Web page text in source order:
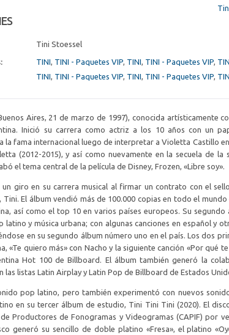
Tini Stoessel
TINI, TINI - Paquetes VIP, TINI, TINI - Paquetes VIP,
TINI, TINI - Paquetes VIP, TINI, TINI - Paquetes VIP,
Aires, 21 de marzo de 1997), conocida artísticamente
Inició su carrera como actriz a los 10 años con un
la fama internacional luego de interpretar a Violetta Castillo
(2012-2015), y así como nuevamente en la secuela de
el tema central de la película de Disney, Frozen, «Libre soy».
un giro en su carrera musical al firmar un contrato con el
El álbum vendió más de 100.000 copias en todo el
así como el top 10 en varios países europeos. Su
latino y música urbana; con algunas canciones en español y
en su segundo álbum número uno en el país. Los dos
«Te quiero más» con Nacho y la siguiente canción «Por qué
Hot 100 de Billboard. El álbum también generó la
las listas Latin Airplay y Latin Pop de Billboard de Estados
pop latino, pero también experimentó con nuevos
en su tercer álbum de estudio, Tini Tini Tini (2020). El
Productores de Fonogramas y Videogramas (CAPIF) por
generó su sencillo de doble platino «Fresa», el platino